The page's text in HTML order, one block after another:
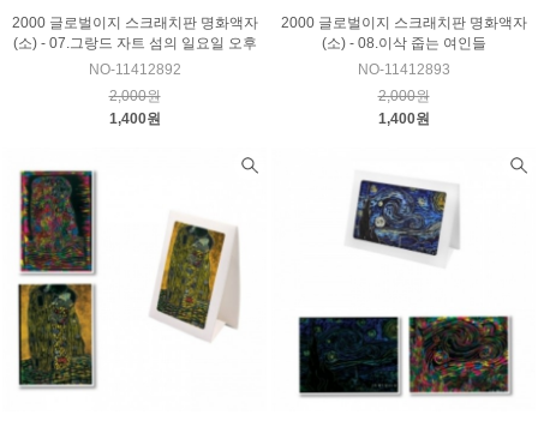
2000 글로벌이지 스크래치판 명화액자
(소) - 07.그랑드 자트 섬의 일요일 오후
NO-11412892
2,000원
1,400원
2000 글로벌이지 스크래치판 명화액자
(소) - 08.이삭 줍는 여인들
NO-11412893
2,000원
1,400원